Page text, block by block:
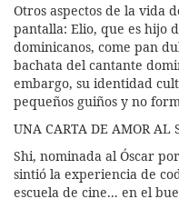
Otros aspectos de la vida
pantalla: Elio, que es hijo
dominicanos, come pan
bachata del cantante
embargo, su identidad
pequeños guiños y no
UNA CARTA DE AMOR AL
Shi, nominada al Óscar
sintió la experiencia de
escuela de cine... en el